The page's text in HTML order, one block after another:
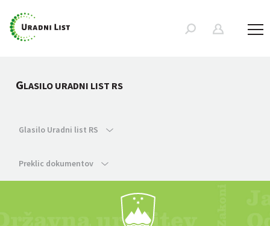
GLASILO URADNI LIST RS
Glasilo Uradni list RS
Preklic dokumentov